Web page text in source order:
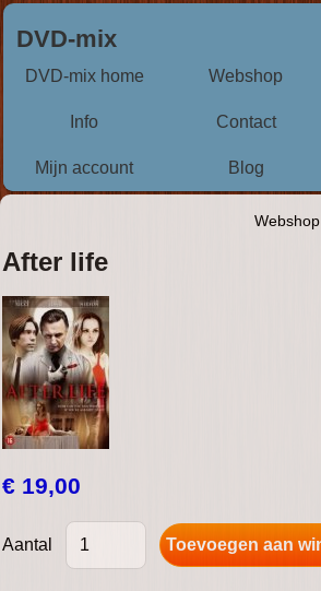
DVD-mix
DVD-mix home Webshop
Info Contact
Mijn account Blog
Webshop
After life
€ 19,00
Aantal